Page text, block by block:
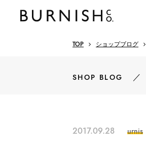
TOP ショップブログ
SHOP BLOG ／
2017.09.28 urnis